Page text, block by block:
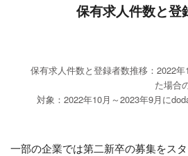
保有求人件数と登
保有求人件数と登録者数推移：2022
た場合
対象：2022年10月～2023年9月に
一部の企業では第二新卒の募集をス